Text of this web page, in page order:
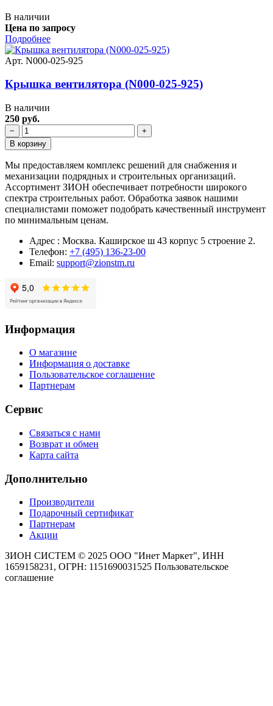
В наличии
Цена по запросу
Подробнее
Арт. N000-025-925
Крышка вентилятора (N000-025-925)
В наличии
250 руб.
−
+
В корзину
Мы предоставляем комплекс решений для снабжения и
механизации подрядных и строительных организаций.
Ассортимент ЗИОН обеспечивает потребности широкого
спектра строительных работ. Обработка заявок нашими
специалистами поможет подобрать качественный инструмент
по минимальным ценам.
Адрес : Москва. Каширское ш 43 корпус 5 строение 2.
Телефон: +7 (495) 136-23-00
Email: support@zionstm.ru
Информация
О магазине
Информация о доставке
Пользовательское соглашение
Партнерам
Сервис
Связаться с нами
Возврат и обмен
Карта сайта
Дополнительно
Производители
Подарочный сертификат
Партнерам
Акции
ЗИОН СИСТЕМ © 2025 ООО "Инет Маркет", ИНН
1659158231, ОГРН: 1151690031525 Пользовательское
соглашение